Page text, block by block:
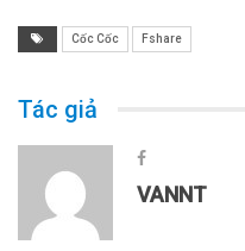
Cốc Cốc Fshare
Tác giả
VANNT